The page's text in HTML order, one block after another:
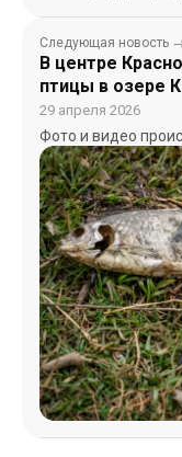
Следующая новость
В центре
птицы в озере
29 апреля 2026
Фото и видео